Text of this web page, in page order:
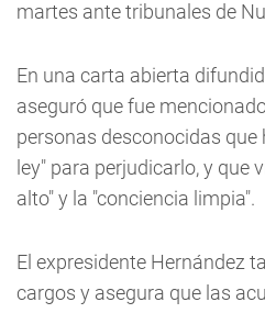
martes ante tribunales de
En una carta abierta
aseguró que fue
personas desconocidas
ley" para perjudicarlo, y que
alto" y la "conciencia limpia".
El expresidente Hernández
cargos y asegura que las